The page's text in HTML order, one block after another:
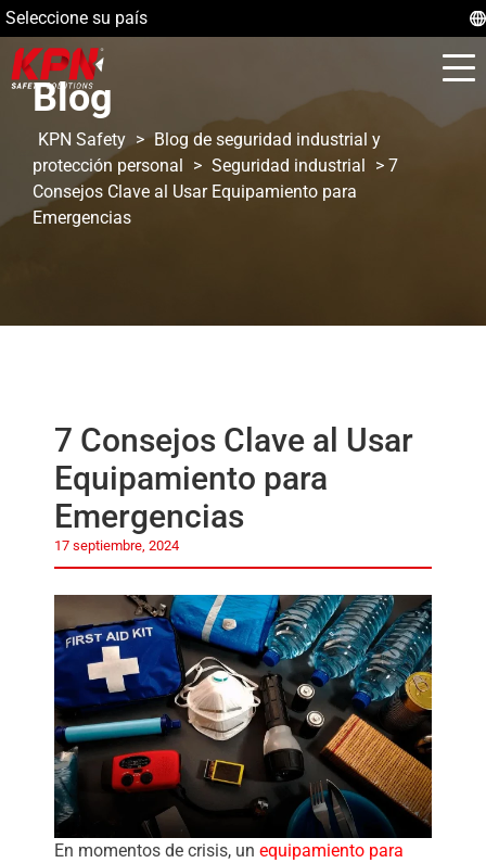
Seleccione su país
Blog
KPN Safety > Blog de seguridad industrial y
protección personal > Seguridad industrial > 7
Consejos Clave al Usar Equipamiento para
Emergencias
7 Consejos Clave al Usar
Equipamiento para
Emergencias
17 septiembre, 2024
En momentos de crisis, un equipamiento para